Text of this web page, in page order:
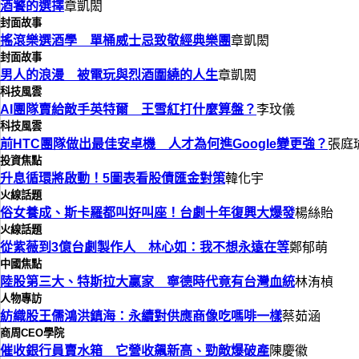
酒饕的選擇章凱閎
封面故事
搖滾樂選酒學 單桶威士忌致敬經典樂團章凱閎
封面故事
男人的浪漫 被電玩與烈酒圍繞的人生章凱閎
科技風雲
AI團隊賣給敵手英特爾 王雪紅打什麼算盤？李玟儀
科技風雲
前HTC團隊做出最佳安卓機 人才為何進Google變更強？ 張庭
投資焦點
升息循環將啟動！5圖表看股債匯金對策韓化宇
火線話題
俗女養成、斯卡羅都叫好叫座！台劇十年復興大爆發楊絲貽
火線話題
從紫薇到3億台劇製作人 林心如：我不想永遠在等鄭郁萌
中國焦點
陸股第三大、特斯拉大贏家 寧德時代竟有台灣血統林洧楨
人物專訪
紡織股王儒鴻洪鎮海：永續對供應商像吃嗎啡一樣蔡茹涵
商周CEO學院
催收銀行員賣水箱 它營收飆新高、勁敵爆破產陳慶徽